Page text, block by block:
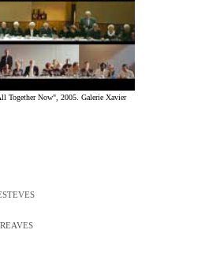
Together Now", 2005. Galerie Xavier